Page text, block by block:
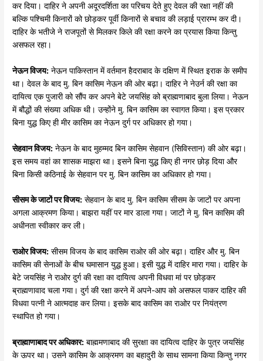
कर दिया। दाहिर ने अपनी अदूरदर्शिता का परिचय देते हुए देवल की रक्षा नहीं की
बल्कि पश्चिमी किनारों को छोड़कर पूर्वी किनारों से बचाव की लड़ाई प्रारम्भ कर दी।
दाहिर के भतीजे ने राजपूतों से मिलकर किले की रक्षा करने का प्रयास किया किन्तु
असफल रहा।
नेऊनविजय: नेऊन पाकिस्तान में वर्तमान हैदराबाद के दक्षिण में स्थित इराक के समीप
था। देवल के बाद मु. बिन कासिम नेऊन की ओर बढ़ा। दाहिर ने नेउर्न की रक्षा का
दायित्व एक पुजारी को सौंप कर अपने बेटे जयसिंह को ब्राह्मणाबाद बुला लिया। नेऊन
में बौद्धों की संख्या अधिक थी। उन्होंने मु. बिन कासिम का स्वागत किया। इस प्रकार
बिना युद्ध किए ही मीर कासिम का नेऊन दुर्ग पर अधिकार हो गया।
सेहवानविजय: नेऊन के बाद मुहम्मद बिन कासिम सेहवान (सिविस्तान) की ओर बढ़ा।
इस समय वहां का शासक माझरा था। इसने बिना युद्ध किए ही नगर छोड़ दिया और
बिना किसी कठिनाई के सेहवान पर मु. बिन कासिम का अधिकार हो गया।
सीसमकेजाटोंपरविजय: सेहवान के बाद मु. बिन कासिम सीसम के जाटों पर अपना
अगला आक्रमण किया। बाझरा यहीं पर मार डाला गया। जाटों ने मु. बिन कासिम की
अधीनता स्वीकार कर ली।
राओरविजय: सीसम विजय के बाद कासिम राओर की ओर बढ़ा। दाहिर और मु. बिन
कासिम की सेनाओं के बीच घमासान युद्ध हुआ। इसी युद्ध में दाहिर मारा गया। दाहिर के
बेटे जयसिंह ने राओर दुर्ग की रक्षा का दायित्व अपनी विधवा मां पर छोड़कर
ब्राह्मणावाद चला गया। दुर्ग की रक्षा करने में अपने-आप को असफल पाकर दाहिर की
विधवा पत्नी ने आत्मदाह कर लिया। इसके बाद कासिम का राओर पर नियंत्रण
स्थापित हो गया।
ब्राह्माणाबादपरअधिकार: बाह्ममणाबाद की सुरक्षा का दायित्व दाहिर के पुत्र जयसिंह
के ऊपर था। उसने कासिम के आक्रमण का बहादुरी के साथ सामना किया किन्तु नगर